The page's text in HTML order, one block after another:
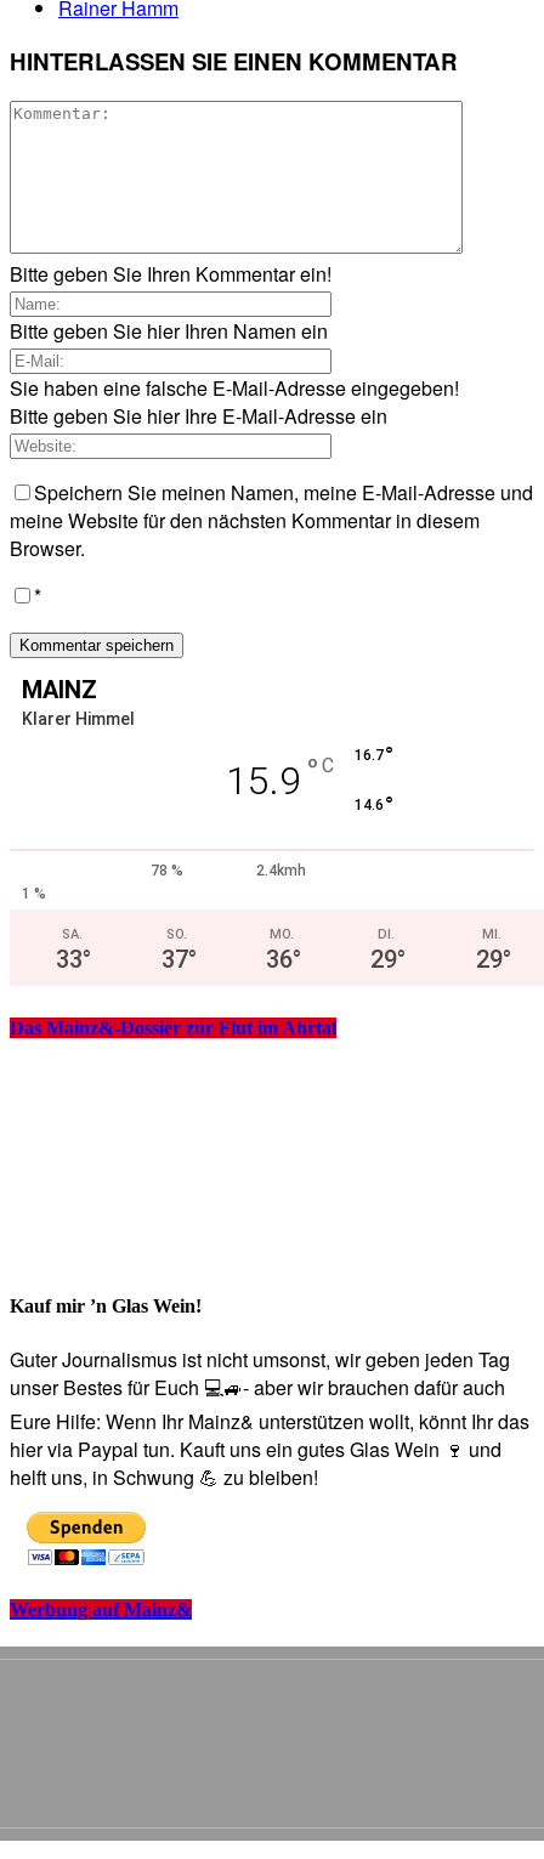
Rainer Hamm
HINTERLASSEN SIE EINEN KOMMENTAR
Bitte geben Sie Ihren Kommentar ein!
Bitte geben Sie hier Ihren Namen ein
Sie haben eine falsche E-Mail-Adresse eingegeben!
Bitte geben Sie hier Ihre E-Mail-Adresse ein
Speichern Sie meinen Namen, meine E-Mail-Adresse und
meine Website für den nächsten Kommentar in diesem
Browser.
*
MAINZ
Klarer Himmel
15.9 ° C 16.7°
14.6 °
78 %
2.4kmh
1 %
SA.
33°
SO.
37°
MO.
36°
DI.
29°
MI.
29°
Das Mainz&-Dossier zur Flut im Ahrtal
Kauf mir ’n Glas Wein!
Guter Journalismus ist nicht umsonst, wir geben jeden Tag
unser Bestes für Euch 💻🚙- aber wir brauchen dafür auch
Eure Hilfe: Wenn Ihr Mainz& unterstützen wollt, könnt Ihr das
hier via Paypal tun. Kauft uns ein gutes Glas Wein 🍷 und
helft uns, in Schwung 💪 zu bleiben!
Werbung auf Mainz&